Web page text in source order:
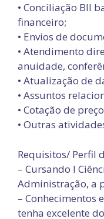
• Conciliação Bll
financeiro;
• Envios de
• Atendimento
anuidade,
• Atualização de
• Assuntos
• Cotação de
• Outras
Requisitos/ Perfil
– Cursando l
Administração, a
– Conhecimentos
tenha excelente